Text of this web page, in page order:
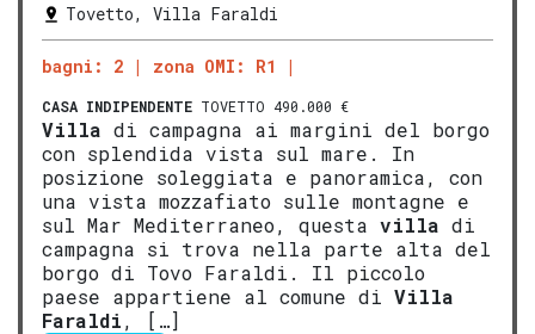
Tovetto, Villa Faraldi
bagni: 2 zona OMI: R1
CASA INDIPENDENTE TOVETTO 490.000 €
Villa di campagna ai margini del borgo
con splendida vista sul mare. In
posizione soleggiata e panoramica, con
una vista mozzafiato sulle montagne e
sul Mar Mediterraneo, questa villa di
campagna si trova nella parte alta del
borgo di Tovo Faraldi. Il piccolo
paese appartiene al comune di Villa
Faraldi, […]